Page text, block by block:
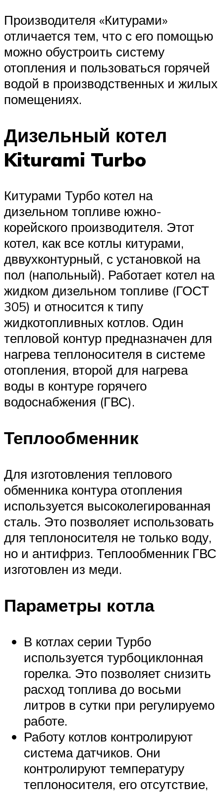
Производителя «Китурами»
отличается тем, что с его помощью
можно обустроить систему
отопления и пользоваться горячей
водой в производственных и жилых
помещениях.
Дизельный котел
Kiturami Turbo
Китурами Турбо котел на
дизельном топливе южно-
корейского производителя. Этот
котел, как все котлы китурами,
дввухконтурный, с установкой на
пол (напольный). Работает котел на
жидком дизельном топливе (ГОСТ
305) и относится к типу
жидкотопливных котлов. Один
тепловой контур предназначен для
нагрева теплоносителя в системе
отопления, второй для нагрева
воды в контуре горячего
водоснабжения (ГВС).
Теплообменник
Для изготовления теплового
обменника контура отопления
используется высоколегированная
сталь. Это позволяет использовать
для теплоносителя не только воду,
но и антифриз. Теплообменник ГВС
изготовлен из меди.
Параметры котла
В котлах серии Турбо
используется турбоциклонная
горелка. Это позволяет снизить
расход топлива до восьми
литров в сутки при регулируемо
работе.
Работу котлов контролируют
система датчиков. Они
контролируют температуру
теплоносителя, его отсутствие,